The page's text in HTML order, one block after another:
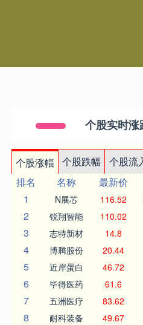
个股实时涨
个股涨幅 个股跌幅 个股流
排名
名称 最新价
1
N展芯 116.52
2 锐翔智能 110.02
3 志特新材 14.8
4 博腾股份 20.44
5 近岸蛋白 46.72
6 毕得医药 61.6
7 五洲医疗 83.62
8 耐科装备 49.67